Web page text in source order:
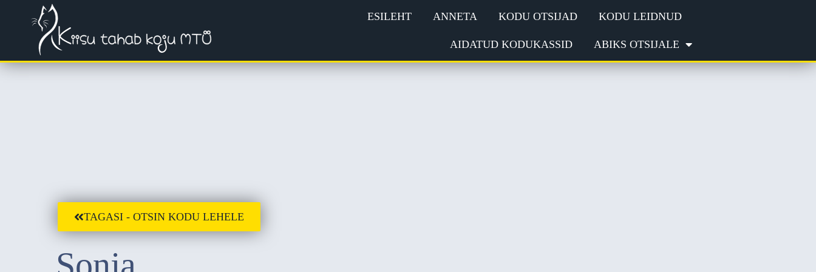
ESILEHT ANNETA KODU OTSIJAD KODU LEIDNUD
AIDATUD KODUKASSID ABIKS OTSIJALE
TAGASI - OTSIN KODU LEHELE